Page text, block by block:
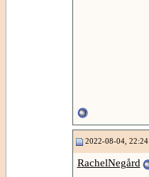
2022-08-04, 22:24
RachelNegård